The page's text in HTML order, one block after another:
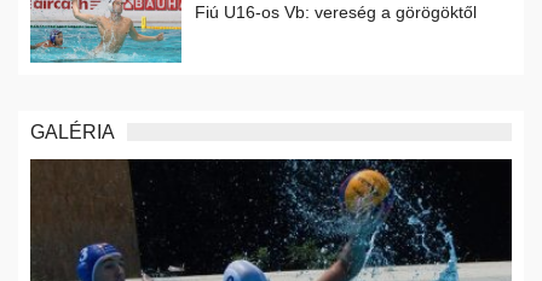
Fiú U16-os Vb: vereség a görögöktől
GALÉRIA